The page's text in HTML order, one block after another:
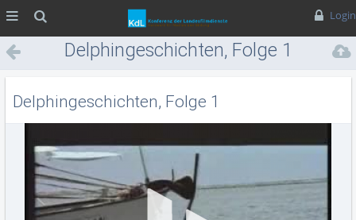
Login
Delphingeschichten, Folge 1
Delphingeschichten, Folge 1